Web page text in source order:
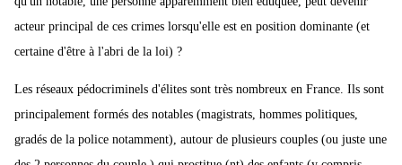
acteur principal de ces crimes lorsqu'elle est en position dominante (et
certaine d'être à l'abri de la loi) ?
Les réseaux pédocriminels d'élites sont très nombreux en France. Ils sont
principalement formés des notables (magistrats, hommes politiques,
gradés de la police notamment), autour de plusieurs couples (ou juste une